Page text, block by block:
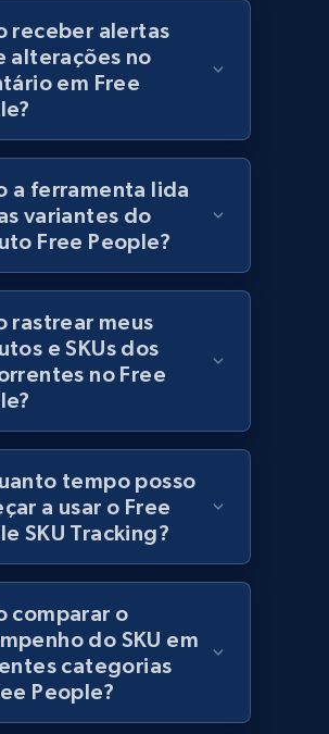
Gather data on products using
Marketplace pn, Sku, Other pn,
Gtin ean pn, Product name, and
162+ Comece agora
Marketplace pn, Sku, Other pn,
Gtin ean pn, Product name, and
Reviews, Initial price, Final
Stock, and more.
160+ Comece agora
receber alertas
alterações no
em Free
a ferramenta lida
variantes do
Free People?
rastrear meus
e SKUs dos
no Free
tempo posso
a usar o Free
SKU Tracking?
comparar o
do SKU em
categorias
People?